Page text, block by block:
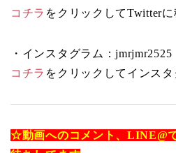
コチラ をクリックしてTwitterに
・インスタグラム：jmrjmr2525
コチラ をクリックしてインス
☆動画へのコメント、LINE@